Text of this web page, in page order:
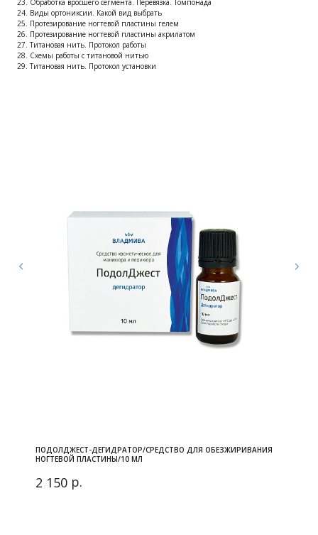
Обработка вросшего сегмента. Перевязка. Томпонада
Виды ортониксии. Какой вид выбрать
Протезирование ногтевой пластины гелем
Протезирование ногтевой пластины акрилатом
Титановая нить. Протокол работы
Схемы работы с титановой нитью
Титановая нить. Протокол установки
ПОДОЛДЖЕСТ-ДЕГИДРАТОР/СРЕДСТВО ДЛЯ ОБЕЗЖИРИВАНИЯ
НОГТЕВОЙ ПЛАСТИНЫ/10 МЛ
2 150 р.